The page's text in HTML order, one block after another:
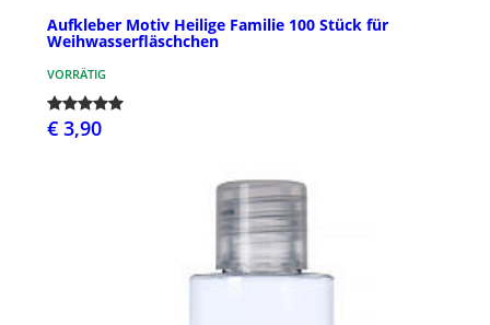
Aufkleber Motiv Heilige Familie 100 Stück für
Weihwasserfläschchen
VORRÄTIG
€ 3,90